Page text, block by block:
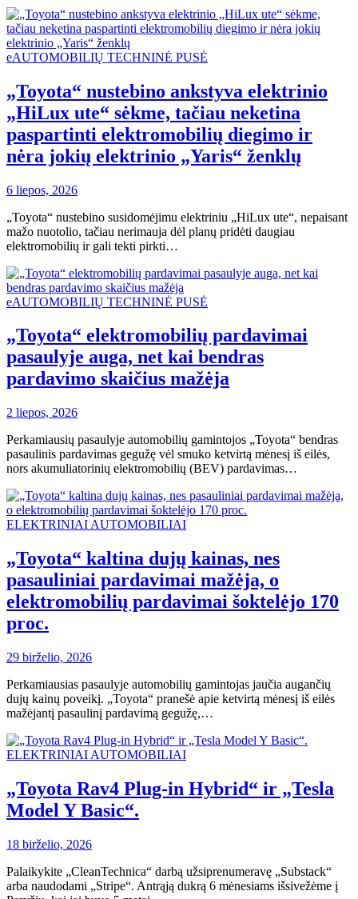
eAUTOMOBILIŲ TECHNINĖ PUSĖ
„Toyota“ nustebino ankstyva elektrinio
„HiLux ute“ sėkme, tačiau neketina
paspartinti elektromobilių diegimo ir
nėra jokių elektrinio „Yaris“ ženklų
6 liepos, 2026
„Toyota“ nustebino susidomėjimu elektriniu „HiLux ute“, nepaisant
mažo nuotolio, tačiau nerimauja dėl planų pridėti daugiau
elektromobilių ir gali tekti pirkti…
eAUTOMOBILIŲ TECHNINĖ PUSĖ
„Toyota“ elektromobilių pardavimai
pasaulyje auga, net kai bendras
pardavimo skaičius mažėja
2 liepos, 2026
Perkamiausių pasaulyje automobilių gamintojos „Toyota“ bendras
pasaulinis pardavimas gegužę vėl smuko ketvirtą mėnesį iš eilės,
nors akumuliatorinių elektromobilių (BEV) pardavimas…
ELEKTRINIAI AUTOMOBILIAI
„Toyota“ kaltina dujų kainas, nes
pasauliniai pardavimai mažėja, o
elektromobilių pardavimai šoktelėjo 170
proc.
29 birželio, 2026
Perkamiausias pasaulyje automobilių gamintojas jaučia augančių
dujų kainų poveikį. „Toyota“ pranešė apie ketvirtą mėnesį iš eilės
mažėjantį pasaulinį pardavimą gegužę,…
ELEKTRINIAI AUTOMOBILIAI
„Toyota Rav4 Plug-in Hybrid“ ir „Tesla
Model Y Basic“.
18 birželio, 2026
Palaikykite „CleanTechnica“ darbą užsiprenumeravę „Substack“
arba naudodami „Stripe“. Antrąją dukrą 6 mėnesiams išsivežėme į